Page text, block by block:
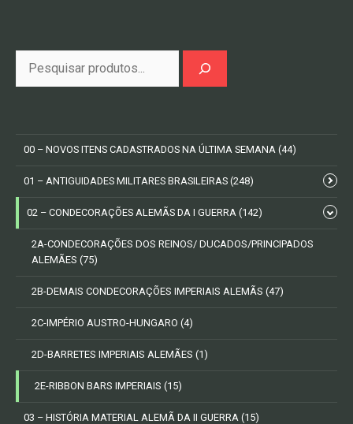
00 – NOVOS ITENS CADASTRADOS NA ÚLTIMA SEMANA (44)
01 – ANTIGUIDADES MILITARES BRASILEIRAS (248)
02 – CONDECORAÇÕES ALEMÃS DA I GUERRA (142)
2A-CONDECORAÇÕES DOS REINOS/ DUCADOS/PRINCIPADOS
ALEMÃES (75)
2B-DEMAIS CONDECORAÇÕES IMPERIAIS ALEMÃS (47)
2C-IMPÉRIO AUSTRO-HUNGARO (4)
2D-BARRETES IMPERIAIS ALEMÃES (1)
2E-RIBBON BARS IMPERIAIS (15)
03 – HISTÓRIA MATERIAL ALEMÃ DA II GUERRA (15)